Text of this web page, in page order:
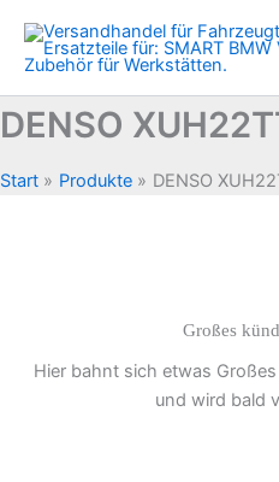
Inhalt
springen
DENSO
Start Produkte DENSO
Großes
Hier bahnt sich etwas
und wird bald